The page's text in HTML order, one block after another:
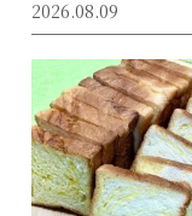
2026.08.09